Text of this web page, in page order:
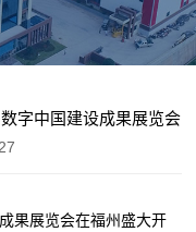
字中国建设成果展览会
果展览会在福州盛大开